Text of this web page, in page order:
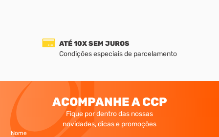
ATÉ 10X SEM JUROS
Condições especiais de parcelamento
ACOMPANHE A CCP
Fique por dentro das nossas
novidades, dicas e promoções
Nome